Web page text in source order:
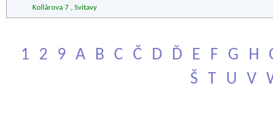
Kollárova 7 , Svitavy
1 2 9 A B C Č D Ď E F G H
Š
T U V